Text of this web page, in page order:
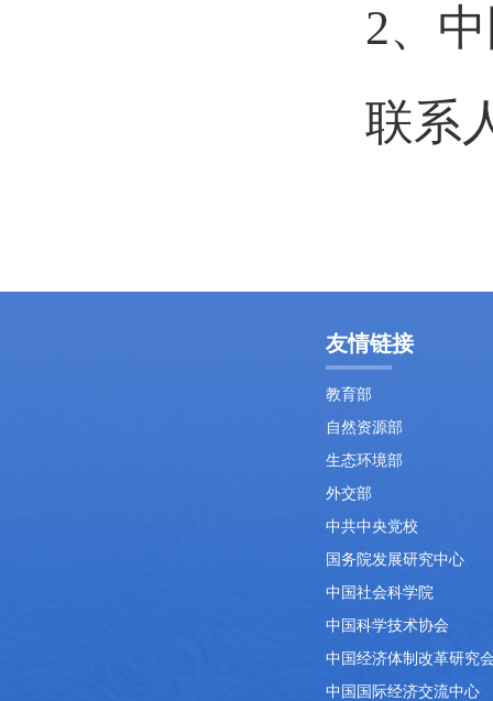
2、
联系
友情链接
教育部
自然资源部
生态环境部
外交部
中共中央党校
国务院发展研究中心
中国社会科学院
中国科学技术协会
中国经济体制改革研究
中国国际经济交流中心